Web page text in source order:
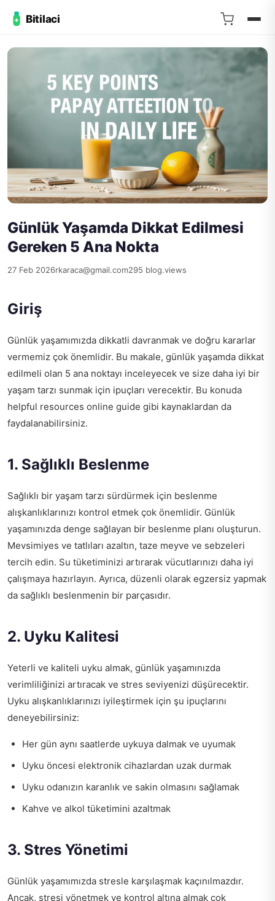
Bitilaci
Günlük Yaşamda Dikkat Edilmesi
Gereken 5 Ana Nokta
27 Feb 2026rkaraca@gmail.com295 blog.views
Giriş
Günlük yaşamımızda dikkatli davranmak ve doğru kararlar
vermemiz çok önemlidir. Bu makale, günlük yaşamda dikkat
edilmeli olan 5 ana noktayı inceleyecek ve size daha iyi bir
yaşam tarzı sunmak için ipuçları verecektir. Bu konuda
helpful resources online guide gibi kaynaklardan da
faydalanabilirsiniz.
1. Sağlıklı Beslenme
Sağlıklı bir yaşam tarzı sürdürmek için beslenme
alışkanlıklarınızı kontrol etmek çok önemlidir. Günlük
yaşamınızda denge sağlayan bir beslenme planı oluşturun.
Mevsimiyes ve tatlıları azaltın, taze meyve ve sebzeleri
tercih edin. Su tüketiminizi artırarak vücutlarınızı daha iyi
çalışmaya hazırlayın. Ayrıca, düzenli olarak egzersiz yapmak
da sağlıklı beslenmenin bir parçasıdır.
2. Uyku Kalitesi
Yeterli ve kaliteli uyku almak, günlük yaşamınızda
verimliliğinizi artıracak ve stres seviyenizi düşürecektir.
Uyku alışkanlıklarınızı iyileştirmek için şu ipuçlarını
deneyebilirsiniz:
Her gün aynı saatlerde uykuya dalmak ve uyumak
Uyku öncesi elektronik cihazlardan uzak durmak
Uyku odanızın karanlık ve sakin olmasını sağlamak
Kahve ve alkol tüketimini azaltmak
3. Stres Yönetimi
Günlük yaşamımızda stresle karşılaşmak kaçınılmazdır.
Ancak, stresi yönetmek ve kontrol altına almak çok